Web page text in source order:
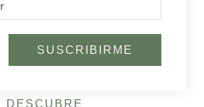
SUSCRIBIRME
DESCUBRE